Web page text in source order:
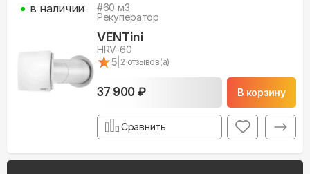
#60 м3
Рекуператор
VENTini
HRV-60
★
★5 2 отзывов(а)
37 900 ₽ В корзину
в наличии
Сравнить